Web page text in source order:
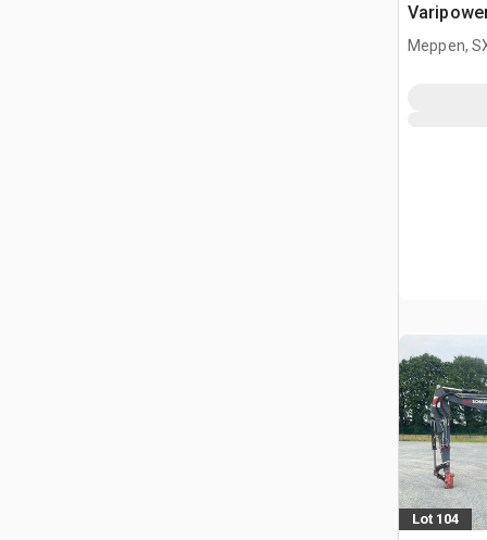
Meppen,
Lot 104